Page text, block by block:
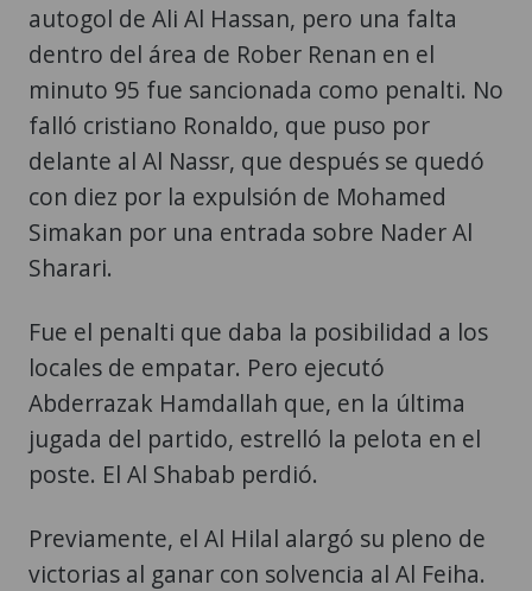
autogol de Ali Al Hassan, pero una falta
dentro del área de Rober Renan en el
minuto 95 fue sancionada como penalti. No
falló cristiano Ronaldo, que puso por
delante al Al Nassr, que después se quedó
con diez por la expulsión de Mohamed
Simakan por una entrada sobre Nader Al
Sharari.
Fue el penalti que daba la posibilidad a los
locales de empatar. Pero ejecutó
Abderrazak Hamdallah que, en la última
jugada del partido, estrelló la pelota en el
poste. El Al Shabab perdió.
Previamente, el Al Hilal alargó su pleno de
victorias al ganar con solvencia al Al Feiha.